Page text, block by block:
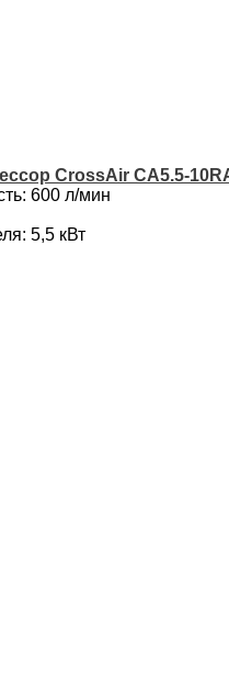
CrossAir CA5.5-
600 л/мин
5,5 кВт